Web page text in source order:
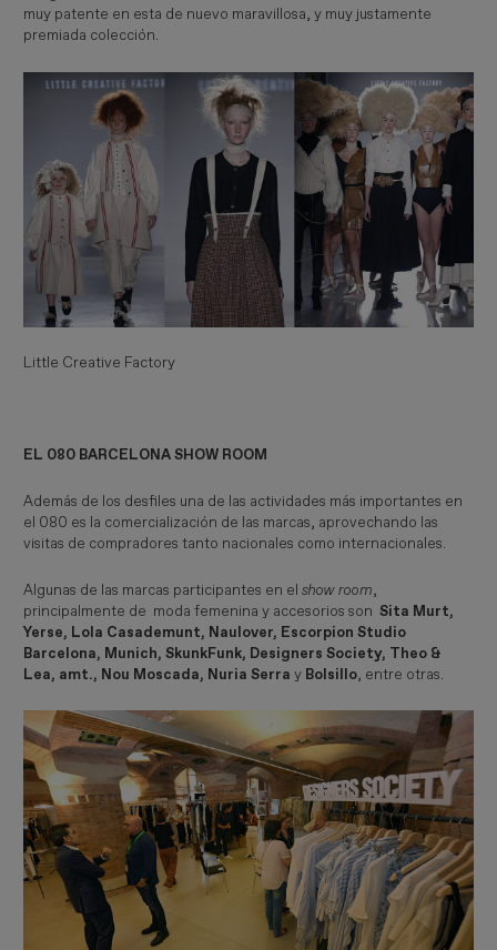
muy patente en esta de nuevo maravillosa, y muy justamente
premiada colección.
Little Creative Factory
EL 080 BARCELONA SHOW ROOM
Además de los desfiles una de las actividades más importantes en
el 080 es la comercialización de las marcas, aprovechando las
visitas de compradores tanto nacionales como internacionales.
Algunas de las marcas participantes en elshow room,
principalmente de moda femenina y accesorios sonSita Murt,
Yerse, Lola Casademunt, Naulover, Escorpion Studio
Barcelona, Munich, SkunkFunk, Designers Society, Theo &
Lea, amt., Nou Moscada, Nuria Serray Bolsillo, entre otras.